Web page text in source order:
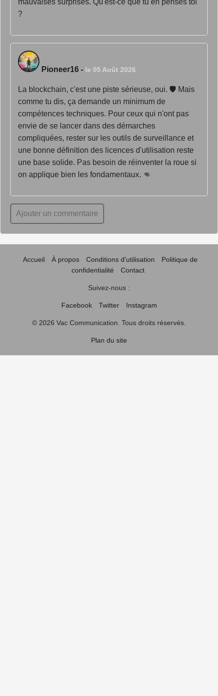
mauvaises surprises. Qu'est-ce que tu en penses toi
?
Pioneer16 - le 05 Août 2026
La blockchain, c'est une piste sérieuse, oui. 🛡️ Mais
comme tu dis, ça demande un minimum de
compétences techniques. Pour ceux qui n'ont pas
envie de se lancer dans des démarches
compliquées, rester sur les outils de surveillance et
une bonne définition des licences d'utilisation reste
une base solide. Pas besoin de réinventer la roue si
on applique bien les fondamentaux. 👊
Ajouter un commentaire
Accueil À propos Conditions d'utilisation
Politique de
confidentialité
Contact
Suivez-nous :
Facebook Twitter Instagram
© 2026 Vac Communication. Tous droits réservés.
Plan du site